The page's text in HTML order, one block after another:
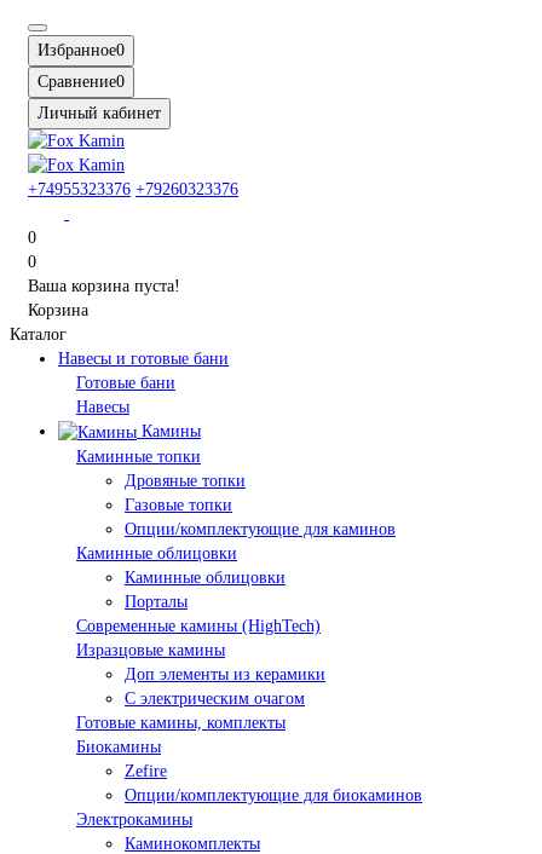
Избранное0
Сравнение0
Личный кабинет
+74955323376 +79260323376
0
0
Ваша корзина пуста!
Корзина
Каталог
Навесы и готовые бани
Готовые бани
Навесы
Камины
Каминные топки
Дровяные топки
Газовые топки
Опции/комплектующие для каминов
Каминные облицовки
Каминные облицовки
Порталы
Современные камины (HighTech)
Изразцовые камины
Доп элементы из керамики
С электрическим очагом
Готовые камины, комплекты
Биокамины
Zefire
Опции/комплектующие для биокаминов
Электрокамины
Каминокомплекты